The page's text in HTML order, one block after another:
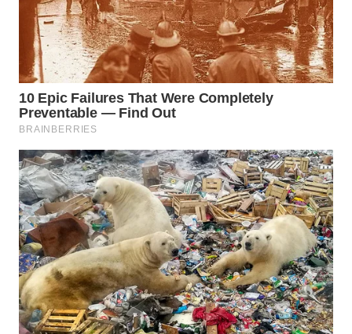
WN
BORNEO
Wahana
Media
Group
WAHANA
NEWS
WAHANA
TANI
WAHANA
ADVOKAT
WAHANA